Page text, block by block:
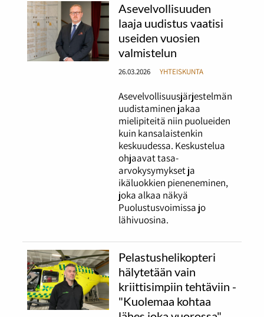
Asevelvollisuuden
laaja uudistus vaatisi
useiden vuosien
valmistelun
26.03.2026 YHTEISKUNTA
Asevelvollisuusjärjestelmän
uudistaminen jakaa
mielipiteitä niin puolueiden
kuin kansalaistenkin
keskuudessa. Keskustelua
ohjaavat tasa-
arvokysymykset ja
ikäluokkien pieneneminen,
joka alkaa näkyä
Puolustusvoimissa jo
lähivuosina.
Pelastushelikopteri
hälytetään vain
kriittisimpiin tehtäviin -
"Kuolemaa kohtaa